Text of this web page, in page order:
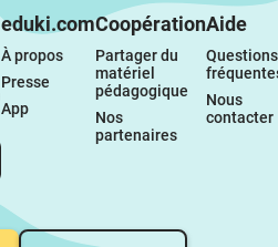
eduki.com
À propos
Presse
App
Coopération
Partager du
matériel
pédagogique
Nos
partenaires
Aide
Questions
Nous
contacter